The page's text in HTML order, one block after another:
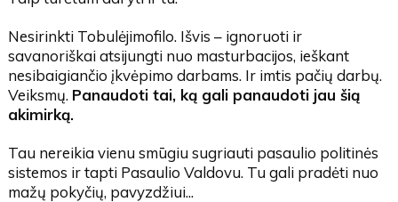
Nesirinkti Tobulėjimofilo. Išvis – ignoruoti ir
savanoriškai atsijungti nuo masturbacijos, ieškant
nesibaigiančio įkvėpimo darbams. Ir imtis pačių darbų.
Veiksmų. Panaudoti tai, ką gali panaudoti jau šią
akimirką.
Tau nereikia vienu smūgiu sugriauti pasaulio politinės
sistemos ir tapti Pasaulio Valdovu. Tu gali pradėti nuo
mažų pokyčių, pavyzdžiui...